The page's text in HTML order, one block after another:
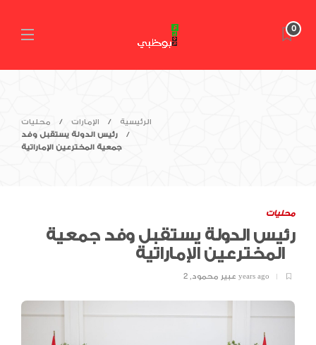
0
الرئيسية الإمارات
محليات
رئيس الدولة يستقبل وفد
جمعية المخترعين الإماراتية
محليات
رئيس الدولة يستقبل وفد جمعية
عبير محمود, 2 years ago